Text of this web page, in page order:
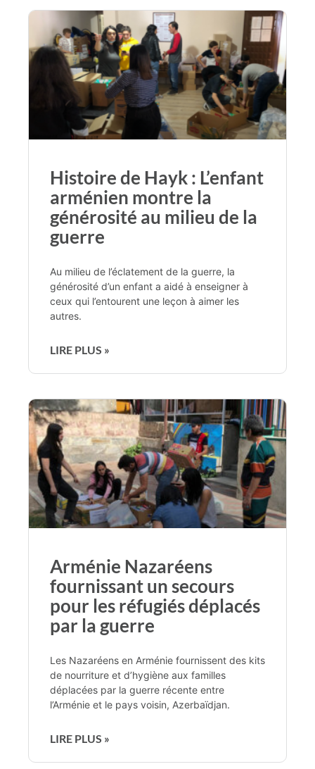
Histoire de Hayk : L’enfant
arménien montre la
générosité au milieu de la
guerre
Au milieu de l’éclatement de la guerre, la
générosité d’un enfant a aidé à enseigner à
ceux qui l’entourent une leçon à aimer les
autres.
LIRE PLUS »
Arménie Nazaréens
fournissant un secours
pour les réfugiés déplacés
par la guerre
Les Nazaréens en Arménie fournissent des kits
de nourriture et d’hygiène aux familles
déplacées par la guerre récente entre
l’Arménie et le pays voisin, Azerbaïdjan.
LIRE PLUS »